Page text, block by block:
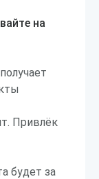
на
Привлёк
будет за